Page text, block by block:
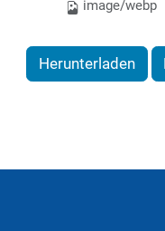
image/webp
Herunterladen